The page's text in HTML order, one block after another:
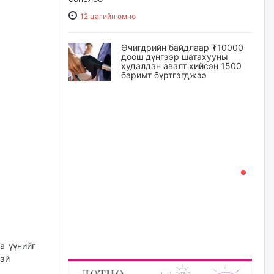
үүнийг
12 цагийн өмнө
Өчигдрийн байдлаар ₮10000
доош дүнгээр шатахууны
худалдан авалт хийсэн 1500
баримт бүртгэгджээ